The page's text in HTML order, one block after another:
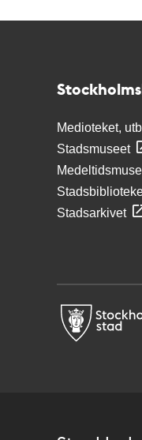
Medioteket,
Stadsmuseet
Stadsarkivet